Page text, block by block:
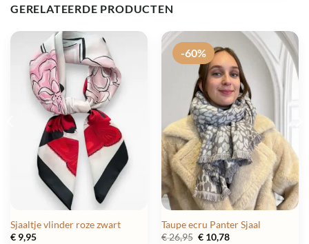
GERELATEERDE PRODUCTEN
Sjaaltje vlinder roze zwart
€9,95
-60%
Taupe ecru Panter Sjaal
€26,95 Oorspronkelijke
€10,78Huidige